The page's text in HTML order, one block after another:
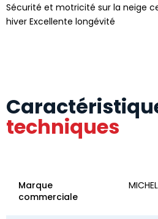
Sécurité et motricité sur la neige
hiver Excellente longévité
techniques
Marque
commerciale